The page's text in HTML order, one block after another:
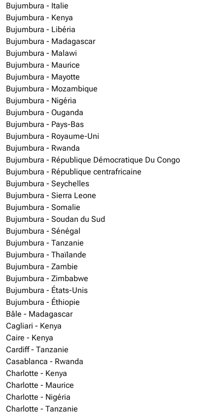
Bujumbura - Italie
Bujumbura - Kenya
Bujumbura - Libéria
Bujumbura - Madagascar
Bujumbura - Malawi
Bujumbura - Maurice
Bujumbura - Mayotte
Bujumbura - Mozambique
Bujumbura - Nigéria
Bujumbura - Ouganda
Bujumbura - Pays-Bas
Bujumbura - Royaume-Uni
Bujumbura - Rwanda
Bujumbura - République Démocratique Du Congo
Bujumbura - République centrafricaine
Bujumbura - Seychelles
Bujumbura - Sierra Leone
Bujumbura - Somalie
Bujumbura - Soudan du Sud
Bujumbura - Sénégal
Bujumbura - Tanzanie
Bujumbura - Thaïlande
Bujumbura - Zambie
Bujumbura - Zimbabwe
Bujumbura - États-Unis
Bujumbura - Éthiopie
Bâle - Madagascar
Cagliari - Kenya
Caire - Kenya
Cardiff - Tanzanie
Casablanca - Rwanda
Charlotte - Kenya
Charlotte - Maurice
Charlotte - Nigéria
Charlotte - Tanzanie